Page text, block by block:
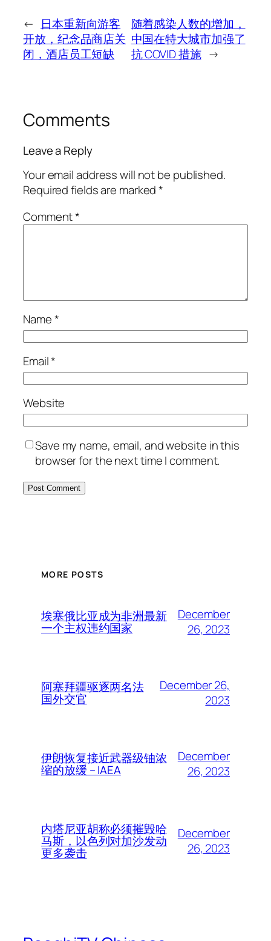
←
日本重新向游客
开放，纪念品商店关
闭，酒店员工短缺
随着感染人数的增加，
中国在特大城市加强了
抗 COVID 措施 →
Comments
Leave a Reply
Your email address will not be published.
Required fields are marked*
Comment*
Name*
Email*
Website
Save my name, email, and website in this
browser for the next time I comment.
MORE POSTS
埃塞俄比亚成为非洲最新
一个主权违约国家
December
26, 2023
阿塞拜疆驱逐两名法
国外交官
December 26,
2023
伊朗恢复接近武器级铀浓
缩的放缓 – IAEA
December
26, 2023
内塔尼亚胡称必须摧毁哈
马斯，以色列对加沙发动
更多袭击
December
26, 2023